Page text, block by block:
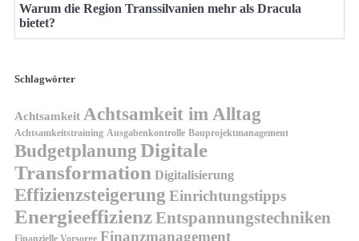
Warum die Region Transsilvanien mehr als Dracula
bietet?
Schlagwörter
Achtsamkeit Achtsamkeit im Alltag
Achtsamkeitstraining Ausgabenkontrolle Bauprojektmanagement
BudgetplanungDigitale
Transformation Digitalisierung
Effizienzsteigerung Einrichtungstipps
EnergieeffizienzEntspannungstechniken
Finanzielle Vorsorge Finanzmanagement